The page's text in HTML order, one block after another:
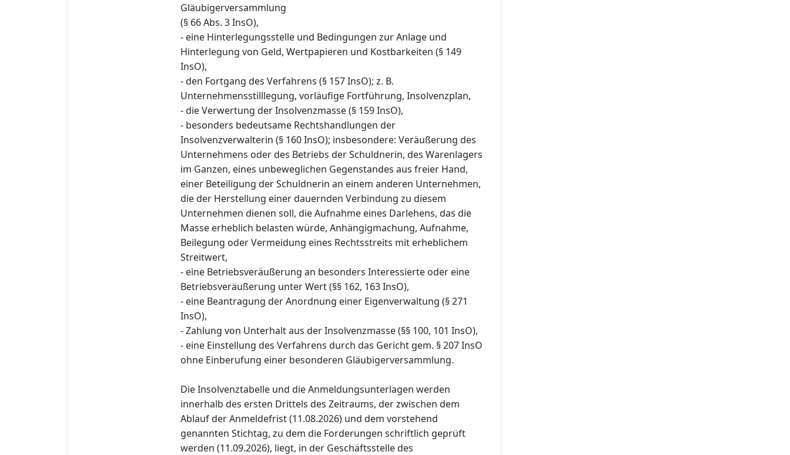
Gläubigerversammlung
(§ 66 Abs. 3 InsO),
- eine Hinterlegungsstelle und Bedingungen zur Anlage und
Hinterlegung von Geld, Wertpapieren und Kostbarkeiten (§ 149
InsO),
- den Fortgang des Verfahrens (§ 157 InsO); z. B.
Unternehmensstilllegung, vorläufige Fortführung, Insolvenzplan,
- die Verwertung der Insolvenzmasse (§ 159 InsO),
- besonders bedeutsame Rechtshandlungen der
Insolvenzverwalterin (§ 160 InsO); insbesondere: Veräußerung des
Unternehmens oder des Betriebs der Schuldnerin, des Warenlagers
im Ganzen, eines unbeweglichen Gegenstandes aus freier Hand,
einer Beteiligung der Schuldnerin an einem anderen Unternehmen,
die der Herstellung einer dauernden Verbindung zu diesem
Unternehmen dienen soll, die Aufnahme eines Darlehens, das die
Masse erheblich belasten würde, Anhängigmachung, Aufnahme,
Beilegung oder Vermeidung eines Rechtsstreits mit erheblichem
Streitwert,
- eine Betriebsveräußerung an besonders Interessierte oder eine
Betriebsveräußerung unter Wert (§§ 162, 163 InsO),
- eine Beantragung der Anordnung einer Eigenverwaltung (§ 271
InsO),
- Zahlung von Unterhalt aus der Insolvenzmasse (§§ 100, 101 InsO),
- eine Einstellung des Verfahrens durch das Gericht gem. § 207 InsO
ohne Einberufung einer besonderen Gläubigerversammlung.
Die Insolvenztabelle und die Anmeldungsunterlagen werden
innerhalb des ersten Drittels des Zeitraums, der zwischen dem
Ablauf der Anmeldefrist (11.08.2026) und dem vorstehend
genannten Stichtag, zu dem die Forderungen schriftlich geprüft
werden (11.09.2026), liegt, in der Geschäftsstelle des